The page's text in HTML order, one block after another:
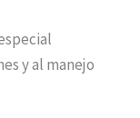
y al manejo